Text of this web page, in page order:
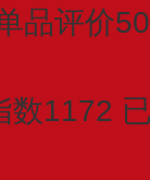
品评价
数1172